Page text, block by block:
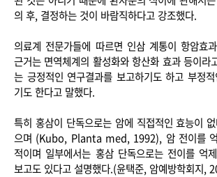
의 후, 결정하는 것이 바람직하다고 강조했다.
의료계 전문가들에 따르면 인삼 계통이 항암효
근거는 면역체계의 활성화와 항산화 효과 등이라
는 긍정적인 연구결과를 보고하기도 하고 부정
기도 한다고 말했다.
특히 홍삼이 단독으로는 암에 직접적인 효능이
으며 (Kubo, Planta med, 1992), 암 전이를
적이며 일부에서는 홍삼 단독으로는 전이를 억
보고도 있다고 설명했다.(윤택준, 암예방학회지,